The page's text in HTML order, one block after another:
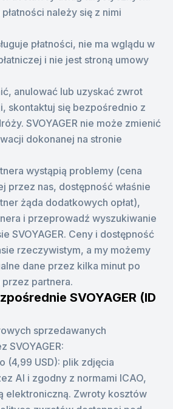
należy się z nimi
płatności, nie ma wglądu w
i nie jest stroną umowy
anulować lub uzyskać zwrot
skontaktuj się bezpośrednio z
SVOYAGER nie może zmienić
dokonanej na stronie
wystąpią problemy (cena
przez nas, dostępność właśnie
żąda dodatkowych opłat),
i przeprowadź wyszukiwanie
SVOYAGER. Ceny i dostępność
rzeczywistym, a my możemy
dane przez kilka minut po
partnera.
SVOYAGER (ID
sprzedawanych
SVOYAGER:
(4,99 USD): plik zdjęcia
AI i zgodny z normami ICAO,
elektroniczną. Zwroty kosztów